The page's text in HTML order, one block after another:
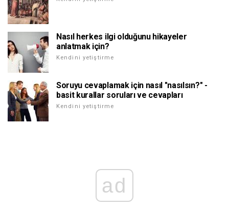
Nasıl herkes ilgi olduğunu hikayeler
anlatmak için?
Kendini yetiştirme
Soruyu cevaplamak için nasıl "nasılsın?" -
basit kurallar soruları ve cevapları
Kendini yetiştirme
ad